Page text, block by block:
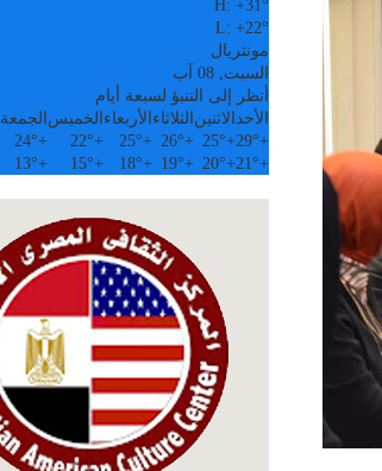
H: +31°
L: +22°
مونتريال
السبت, 08 آب
أنظر إلى التنبؤ لسبعة أيام
الأحد الاثنين الثلاثاء الأربعاء الخميس الجمعة
+
29°
+
25°
+
26°
+
25°
+
22°
+
24°
+
21°
+
20°
+
19°
+
18°
+
15°
+
13°